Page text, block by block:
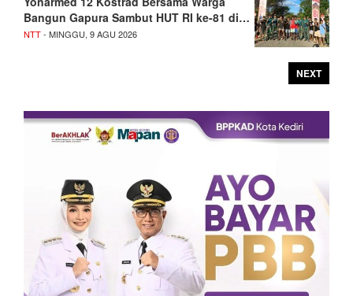
Bangun Gapura Sambut HUT RI ke-81 di…
NTT- MINGGU, 9 AGU 2026
NEXT